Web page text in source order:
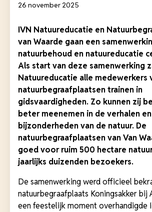
26 november 2025
IVN Natuureducatie en
van Waarde gaan een
natuurbehoud en natuureducatie
Als start van deze samenwerking
Natuureducatie alle medewerkers
natuurbegraafplaatsen trainen in
gidsvaardigheden. Zo kunnen zij
beter meenemen in de verhalen en
bijzonderheden van de natuur. De
natuurbegraafplaatsen van Van
goed voor ruim 500 hectare
jaarlijks duizenden bezoekers.
De samenwerking werd officieel
natuurbegraafplaats Koningsakker bij
een feestelijk moment overhandigde